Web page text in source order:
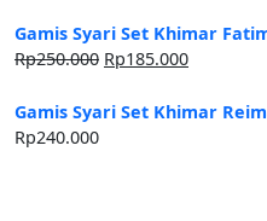
Gamis Syari Set Khimar
Rp250.000 Harga
adalah:
Rp185.000Harga
ini
Gamis Syari Set Khimar
Rp240.000